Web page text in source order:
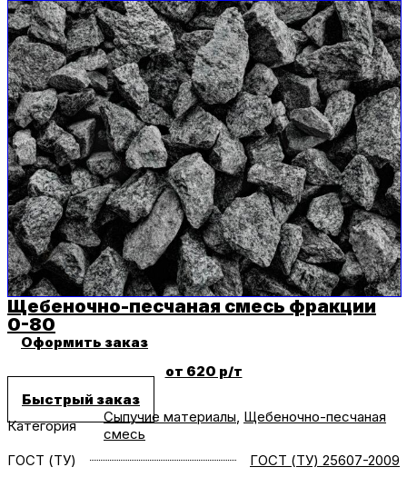
Щебеночно-песчаная смесь фракции
0-80
Оформить заказ
от 620 р/т
Быстрый заказ
Категория
Сыпучие материалы, Щебеночно-песчаная
смесь
ГОСТ (ТУ)
ГОСТ (ТУ) 25607-2009